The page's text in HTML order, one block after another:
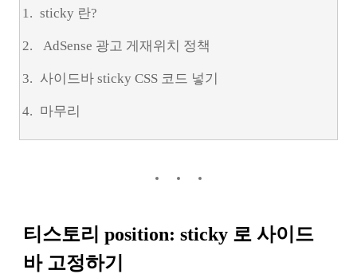
sticky 란?
AdSense 광고 게재위치 정책
사이드바 sticky CSS 코드 넣기
마무리
티스토리 position: sticky 로 사이드
바 고정하기